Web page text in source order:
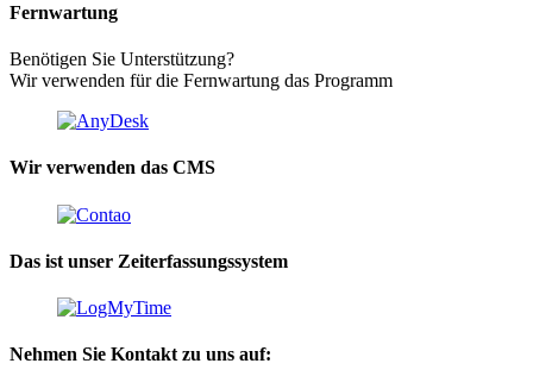
Fernwartung
Benötigen Sie Unterstützung?
Wir verwenden für die Fernwartung das Programm
Wir verwenden das CMS
Das ist unser Zeiterfassungssystem
Nehmen Sie Kontakt zu uns auf: